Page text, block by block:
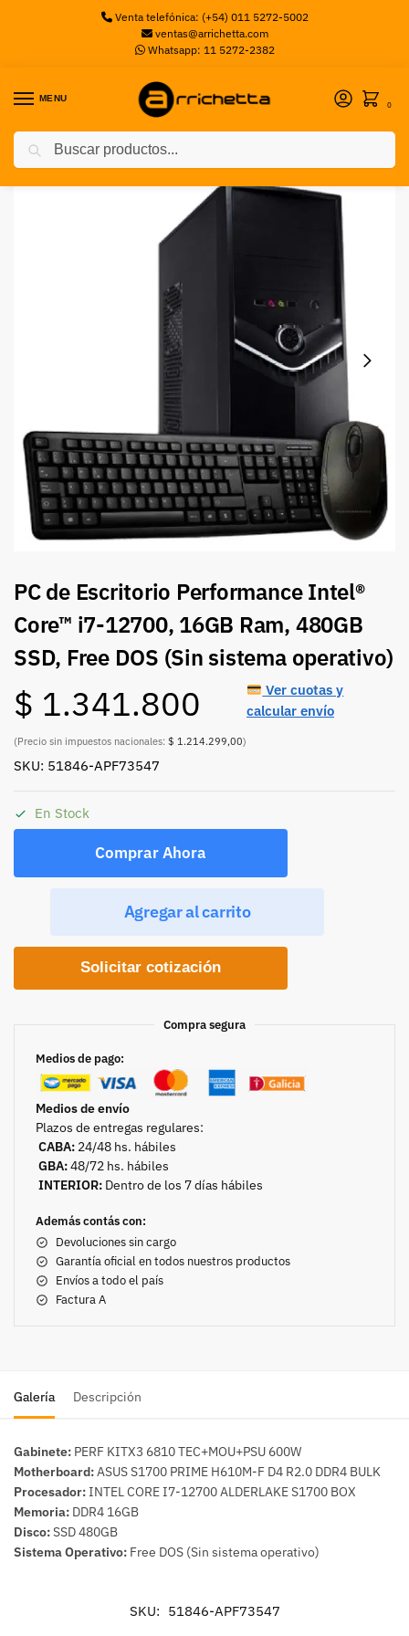
Venta telefónica: (+54) 011 5272-5002
ventas@arrichetta.com
Whatsapp: 11 5272-2382
MENU
0
Inicio Computadoras / PC de Escritorio
PC de Escritorio Performance Intel®
Core™ i7-12700, 16GB Ram, 480GB
SSD, Free DOS (Sin sistema operativo)
$ 1.341.800
(Precio sin impuestos nacionales: $ 1.214.299,00)
Ver cuotas y
calcular envío
SKU: 51846-APF73547
En Stock
Comprar Ahora
Agregar al carrito
Solicitar cotización
Compra segura
Medios de pago:
Medios de envío
Plazos de entregas regulares:
CABA: 24/48 hs. hábiles
GBA:48/72 hs. hábiles
INTERIOR:Dentro de los 7 días hábiles
Además contás con:
Devoluciones sin cargo
Garantía oficial en todos nuestros productos
Envíos a todo el país
Factura A
Galería Descripción
Gabinete: PERF KITX3 6810 TEC+MOU+PSU 600W
Motherboard:ASUS S1700 PRIME H610M-F D4 R2.0 DDR4 BULK
Procesador:INTEL CORE I7-12700 ALDERLAKE S1700 BOX
Memoria: DDR4 16GB
Disco:SSD 480GB
Sistema Operativo: Free DOS (Sin sistema operativo)
SKU: 51846-APF73547